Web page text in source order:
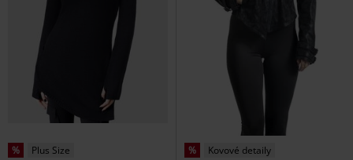
% Plus Size % Kovové detaily